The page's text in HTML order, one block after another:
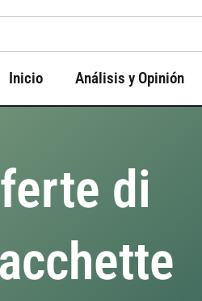
Inicio Análisis y Opinión
di